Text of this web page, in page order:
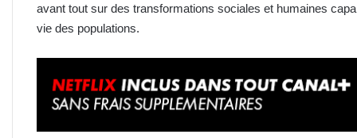
avant tout sur des transformations sociales et humaines
vie des populations.